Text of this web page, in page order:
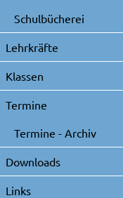
Schulbücherei
Lehrkräfte
Klassen
Termine
Termine - Archiv
Downloads
Links